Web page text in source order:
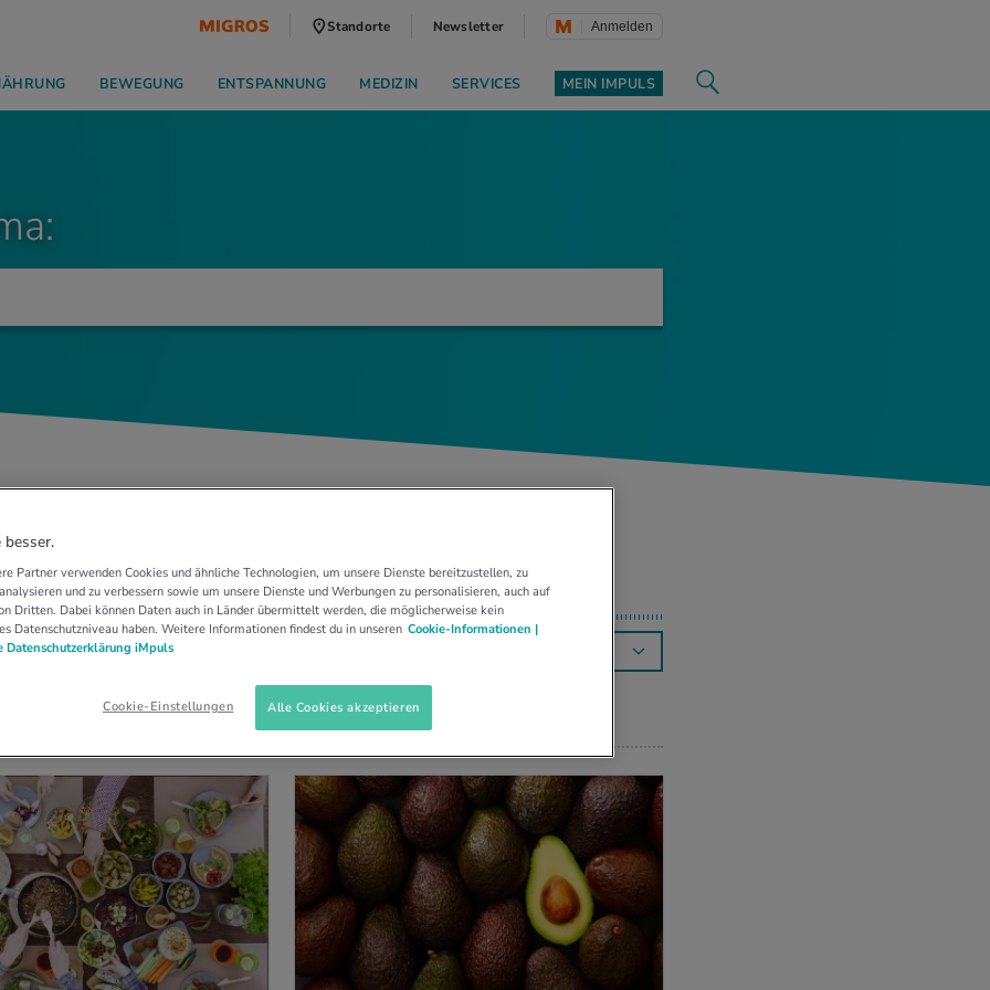
Standorte Newsletter Anmelden
BEWEGUNG ENTSPANNUNG MEDIZIN SERVICES MEIN IMPULS
(0)
besser.
Partner verwenden Cookies und ähnliche Technologien, um unsere Dienste bereitzustellen, zu
und zu verbessern sowie um unsere Dienste und Werbungen zu personalisieren, auch auf
Dritten. Dabei können Daten auch in Länder übermittelt werden, die möglicherweise kein
Datenschutzniveau haben. Weitere Informationen findest du in unseren Cookie-Informationen |
Datenschutzerklärung iMpuls
Cookie-Einstellungen Alle Cookies akzeptieren